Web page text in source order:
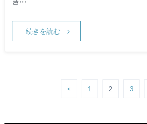
き…
続きを読む
< 1 2 3